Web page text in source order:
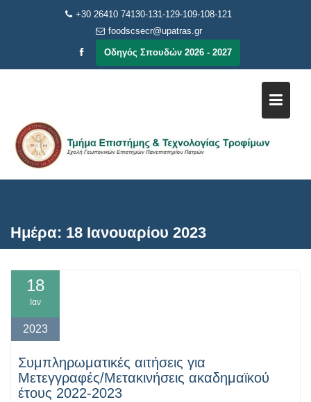
+30 26410 74130-131-129-109-108-121
foodscsecr@upatras.gr
Οδηγός Σπουδών 2026 - 2027
Ημέρα: 18 Ιανουαρίου 2023
18
Ιαν
2023
Συμπληρωματικές αιτήσεις για
Μετεγγραφές/Μετακινήσεις ακαδημαϊκού
έτους 2022-2023